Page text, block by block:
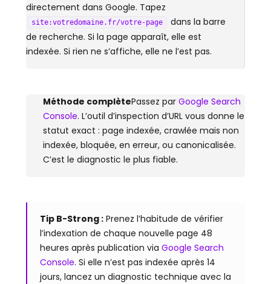
directement dans Google. Tapez
site:votredomaine.fr/votre-page
dans la barre
de recherche. Si la page apparaît, elle est
indexée. Si rien ne s’affiche, elle ne l’est pas.
Méthode complètePassez par Google Search
Console. L’outil d’inspection d’URL vous donne le
statut exact : page indexée, crawlée mais non
indexée, bloquée, en erreur, ou canonicalisée.
C’est le diagnostic le plus fiable.
Tip B-Strong :Prenez l’habitude de vérifier
l’indexation de chaque nouvelle page 48
heures après publication via Google Search
Console. Si elle n’est pas indexée après 14
jours, lancez un diagnostic technique avec la